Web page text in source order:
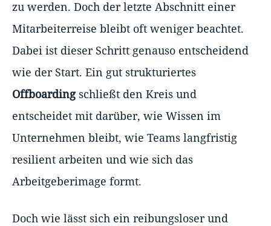
zu werden. Doch der letzte Abschnitt einer
Mitarbeiterreise bleibt oft weniger beachtet.
Dabei ist dieser Schritt genauso entscheidend
wie der Start. Ein gut strukturiertes
Offboardingschließt den Kreis und
entscheidet mit darüber, wie Wissen im
Unternehmen bleibt, wie Teams langfristig
resilient arbeiten und wie sich das
Arbeitgeberimage formt.
Doch wie lässt sich ein reibungsloser und